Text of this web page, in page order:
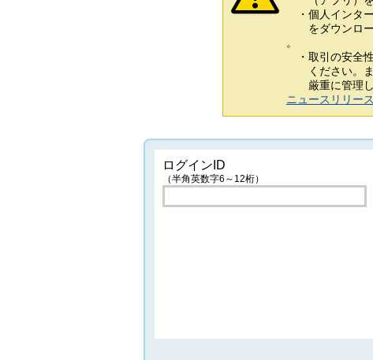
・個人インタ
をダウンロー
。
・取引の安全
ください。ま
厳重に管理し
ニュースリリー
ログインID
（半角英数字6～12桁）